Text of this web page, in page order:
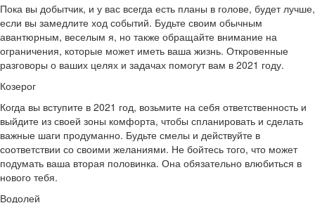
Пока вы добытчик, и у вас всегда есть планы в голове, будет лучше,
если вы замедлите ход событий. Будьте своим обычным
авантюрным, веселым я, но также обращайте внимание на
ограничения, которые может иметь ваша жизнь. Откровенные
разговоры о ваших целях и задачах помогут вам в 2021 году.
Козерог
Когда вы вступите в 2021 год, возьмите на себя ответственность и
выйдите из своей зоны комфорта, чтобы спланировать и сделать
важные шаги продуманно. Будьте смелы и действуйте в
соответствии со своими желаниями. Не бойтесь того, что может
подумать ваша вторая половинка. Она обязательно влюбиться в
нового тебя.
Водолей